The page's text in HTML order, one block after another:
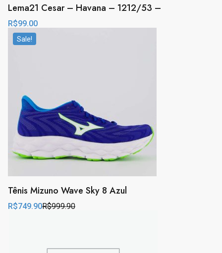
Lema21 Cesar – Havana – 1212/53 –
R$99.00
Sale!
Tênis Mizuno Wave Sky 8 Azul
R$999.90
Original
R$749.90
Current